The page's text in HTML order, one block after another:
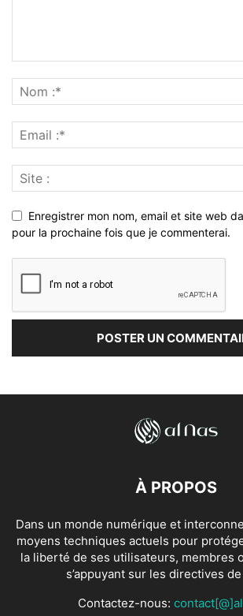
Enregistrer mon nom, email et site web
pour la prochaine fois que je commenterai.
À PROPOS
Dans un monde numérique et
moyens techniques actuels pour
la liberté de ses utilisateurs, membres
s’appuyant sur les directives de
Contactez-nous: